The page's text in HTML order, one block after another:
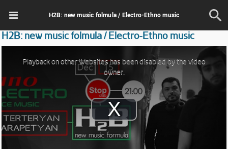
H2B: new music folmula / Electro-Ethno music
H2B: new music folmula / Electro-Ethno music
Play
Video
Playback on other Websites has been disabled by the video
owner.